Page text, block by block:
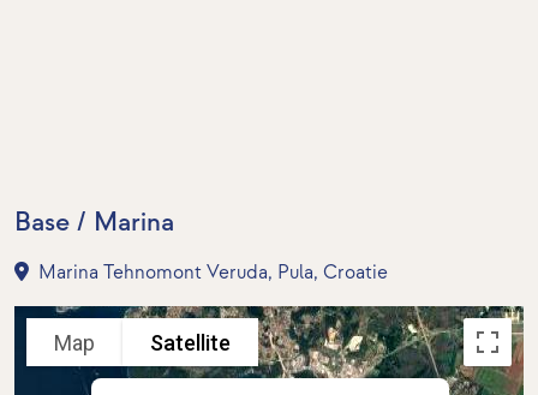
Base / Marina
Marina Tehnomont Veruda, Pula, Croatie
Map Satellite